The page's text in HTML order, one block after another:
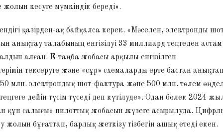
кесуге мүмкіндік береді».
қазірден-ақ байқалса керек. «Мәселен, электронды
анықтау талабының енгізілуі 33 миллиард теңгеден астам
алған. Е-таңба жобасы арқылы енгізілген
тексеруге және «сұр» схемаларды ерте бастан
млн. электрондық шот-фактура және 500 млн. төлем
дейін түсім түседі деп күтілуде». Одан бөлек 2024
құн салығы» пилоттық жобасын жүзеге асырылуда.
бұғаттап, барлық жеткізу тізбегін ашық етеді екен.